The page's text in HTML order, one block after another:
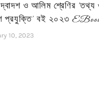
ও আলিম শ্রেণির 'তথ্য
প্রযুক্তি' বই ২০২৩
10, 2023